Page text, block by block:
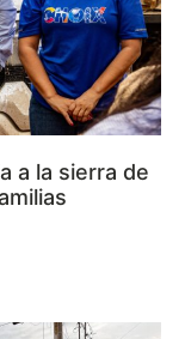
a la sierra de